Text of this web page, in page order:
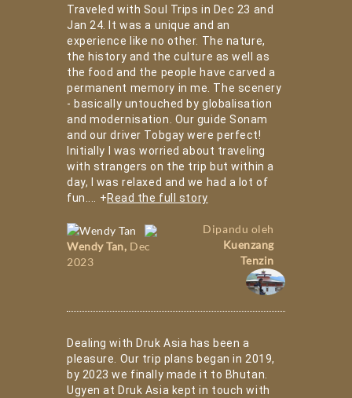
Traveled with Soul Trips in Dec 23 and
Jan 24. It was a unique and an
experience like no other. The nature,
the history and the culture as well as
the food and the people have carved a
permanent memory in me. The scenery
- basically untouched by globalisation
and modernisation. Our guide Sonam
and our driver Tobgay were perfect!
Initially I was worried about traveling
with strangers on the trip but within a
day, I was relaxed and we had a lot of
fun.... +Read the full story
Wendy Tan, Dec
2023
Dipandu oleh
Kuenzang
Tenzin
Dealing with Druk Asia has been a
pleasure. Our trip plans began in 2019,
by 2023 we finally made it to Bhutan.
Ugyen at Druk Asia kept in touch with